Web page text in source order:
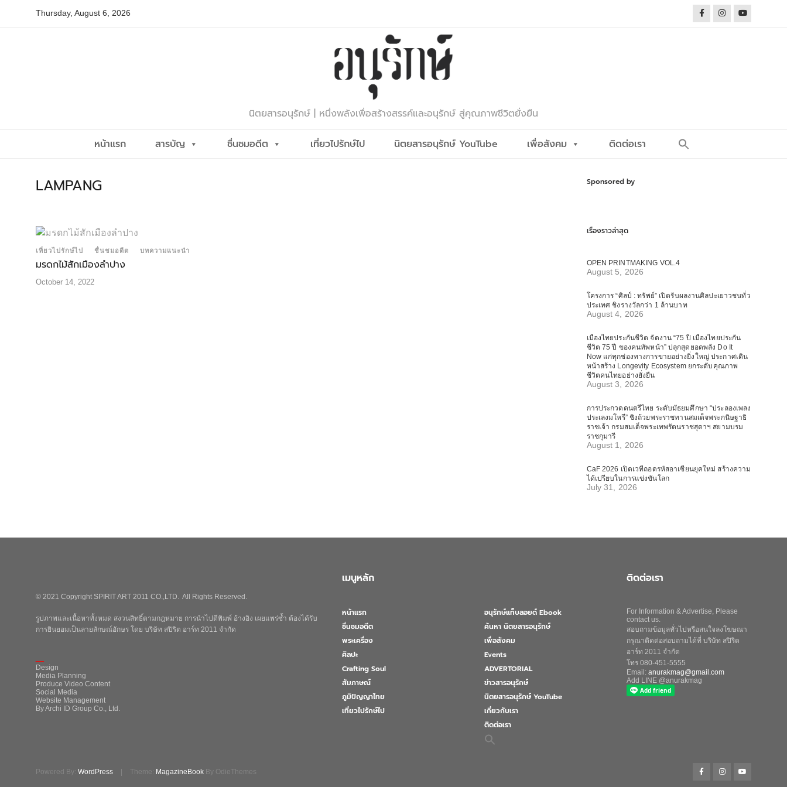
Thursday, August 6, 2026
นิตยสารอนุรักษ์ | หนึ่งพลังเพื่อสร้างสรรค์และอนุรักษ์ สู่คุณภาพชีวิตยั่งยืน
หน้าแรก สารบัญ ชื่นชมอดีต เที่ยวไปรักษ์ไป นิตยสารอนุรักษ์ YouTube เพื่อสังคม ติดต่อเรา
LAMPANG
เที่ยวไปรักษ์ไป ชื่นชมอดีต บทความแนะนำ
มรดกไม้สักเมืองลำปาง
October 14, 2022
Sponsored by
เรื่องราวล่าสุด
OPEN PRINTMAKING VOL.4
August 5, 2026
โครงการ “ศิลป์ : ทรัพย์” เปิดรับผลงานศิลปะเยาวชนทั่ว
ประเทศ ชิงรางวัลกว่า 1 ล้านบาท
August 4, 2026
เมืองไทยประกันชีวิต จัดงาน “75 ปี เมืองไทยประกัน
ชีวิต 75 ปี ของคนทัพหน้า” ปลุกสุดยอดพลัง Do It
Now แก่ทุกช่องทางการขายอย่างยิ่งใหญ่ ประกาศเดิน
หน้าสร้าง Longevity Ecosystem ยกระดับคุณภาพ
ชีวิตคนไทยอย่างยั่งยืน
August 3, 2026
การประกวดดนตรีไทย ระดับมัธยมศึกษา “ประลองเพลง
ประเลงมโหรี” ชิงถ้วยพระราชทานสมเด็จพระกนิษฐาธิ
ราชเจ้า กรมสมเด็จพระเทพรัตนราชสุดาฯ สยามบรม
ราชกุมารี
August 1, 2026
CaF 2026 เปิดเวทีถอดรหัสอาเซียนยุคใหม่ สร้างความ
ได้เปรียบในการแข่งขันโลก
July 31, 2026
© 2021 Copyright SPIRIT ART 2011 CO.,LTD. All Rights Reserved.
รูปภาพและเนื้อหาทั้งหมด สงวนสิทธิ์ตามกฎหมาย การนำไปตีพิมพ์ อ้างอิง เผยแพร่ซ้ำ ต้องได้รับ
การยินยอมเป็นลายลักษณ์อักษร โดย บริษัท สปิริต อาร์ท 2011 จำกัด
Design
Media Planning
Produce Video Content
Social Media
Website Management
By Archi ID Group Co., Ltd.
เมนูหลัก
หน้าแรก
ชื่นชมอดีต
พระเครื่อง
ศิลปะ
Crafting Soul
สัมภาษณ์
ภูมิปัญญาไทย
เที่ยวไปรักษ์ไป
อนุรักษ์แท็บลอยด์ Ebook
ค้นหา นิตยสารอนุรักษ์
เพื่อสังคม
Events
ADVERTORIAL
ข่าวสารอนุรักษ์
นิตยสารอนุรักษ์ YouTube
เกี่ยวกับเรา
ติดต่อเรา
ติดต่อเรา
For Information & Advertise, Please
contact us.
สอบถามข้อมูลทั่วไปหรือสนใจลงโฆษณา
กรุณาติดต่อสอบถามได้ที่ บริษัท สปิริต
อาร์ท 2011 จำกัด
โทร 080-451-5555
Email: anurakmag@gmail.com
Add LINE @anurakmag
Powered By: WordPress Theme: MagazineBook By OdieThemes